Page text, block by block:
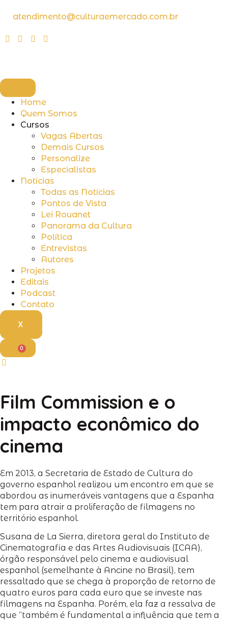
atendimento@culturaemercado.com.br
Home
Quem Somos
Cursos
Vagas Abertas
Demais Cursos
Personalize
Especialistas
Notícias
Todas as Notícias
Pontos de Vista
Lei Rouanet
Panorama da Cultura
Política
Entrevistas
Autores
Projetos
Editais
Podcast
Contato
X
0
Film Commission e o
impacto econômico do
cinema
Em 2013, a Secretaria de Estado de Cultura do
governo espanhol realizou um encontro em que se
abordou as inumeráveis vantagens que a Espanha
tem para atrair a proliferação de filmagens no
território espanhol.
Susana de La Sierra, diretora geral do Instituto de
Cinematografia e das Artes Audiovisuais (ICAA),
órgão responsável pelo cinema e audiovisual
espanhol (semelhante à Ancine no Brasil), tem
ressaltado que se chega à proporção de retorno de
quatro euros para cada euro que se investe nas
filmagens na Espanha. Porém, ela faz a ressalva de
que “também é fundamental a influência que tem a